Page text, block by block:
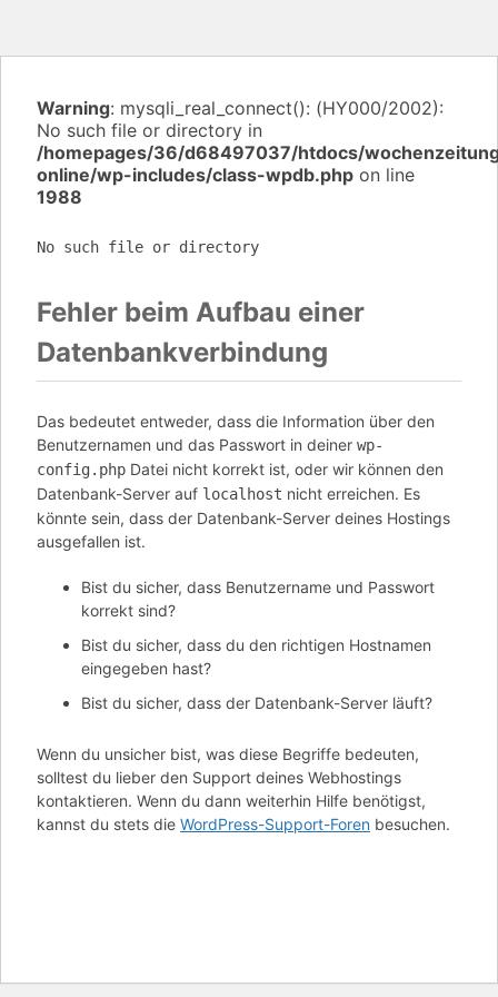
Warning: mysqli_real_connect(): (HY000/2002):
No such file or directory in
/homepages/36/d68497037/htdocs/
online/wp-includes/class-wpdb.php on line
1988
No such file or directory
Fehler beim Aufbau einer
Datenbankverbindung
Das bedeutet entweder, dass die Information über den
Benutzernamen und das Passwort in deiner wp-
config.php Datei nicht korrekt ist, oder wir können den
Datenbank-Server auf localhost nicht erreichen. Es
könnte sein, dass der Datenbank-Server deines Hostings
ausgefallen ist.
Bist du sicher, dass Benutzername und Passwort
korrekt sind?
Bist du sicher, dass du den richtigen Hostnamen
eingegeben hast?
Bist du sicher, dass der Datenbank-Server läuft?
Wenn du unsicher bist, was diese Begriffe bedeuten,
solltest du lieber den Support deines Webhostings
kontaktieren. Wenn du dann weiterhin Hilfe benötigst,
kannst du stets die WordPress-Support-Foren besuchen.